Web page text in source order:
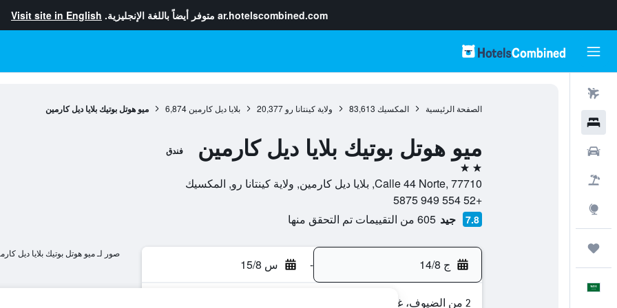
ar.hotelscombined.com متوفر أيضاً باللغة الإنجليزية. Visit site in English
الصفحة الرئيسية المكسيك 83,613 ولاية كينتانا رو 20,377 بلايا ديل كارمين 6,874 ميو هوتل بوتيك بلايا ديل كارمين
ميو هوتل بوتيك بلايا ديل كارمين فندق
2 نجمتين
Calle 44 Norte, 77710, بلايا ديل كارمين, ولاية كينتانا رو, المكسيك
+52 554 949 5875
7.8 جيد 605 من التقييمات تم التحقق منها
ج 14/8 - س 15/8
2 من الضيوف، غرفة واحدة
صور لـ ميو هوتل بوتيك بلايا ديل